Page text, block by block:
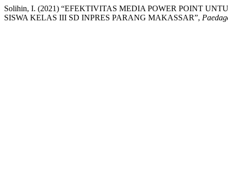
Solihin, I. (2021) “EFEKTIVITAS MEDIA POWER POINT
SISWA KELAS III SD INPRES PARANG MAKASSAR”,